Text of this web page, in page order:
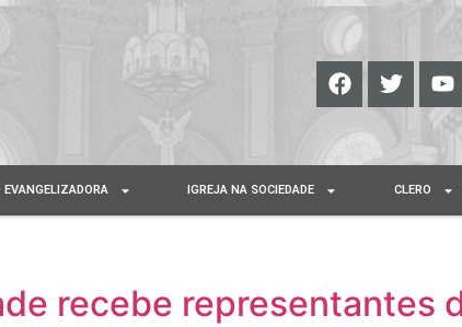
EVANGELIZADORA IGREJA NA SOCIEDADE CLERO
recebe representantes